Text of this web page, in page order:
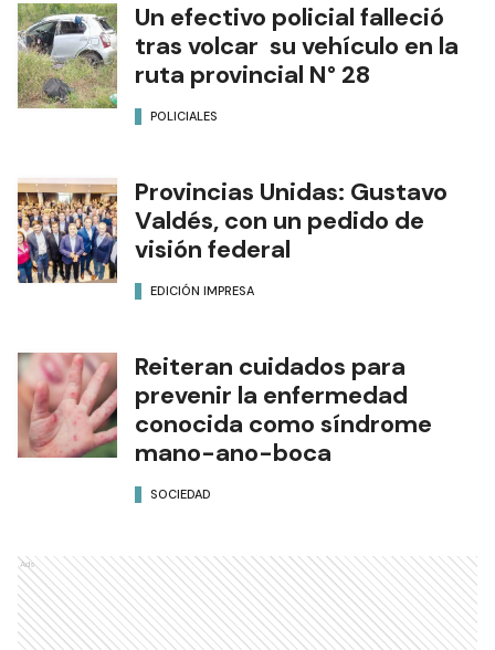
Un efectivo policial falleció
tras volcar su vehículo en la
ruta provincial N° 28
POLICIALES
Provincias Unidas: Gustavo
Valdés, con un pedido de
visión federal
EDICIÓN IMPRESA
Reiteran cuidados para
prevenir la enfermedad
conocida como síndrome
mano-ano-boca
SOCIEDAD
Ads